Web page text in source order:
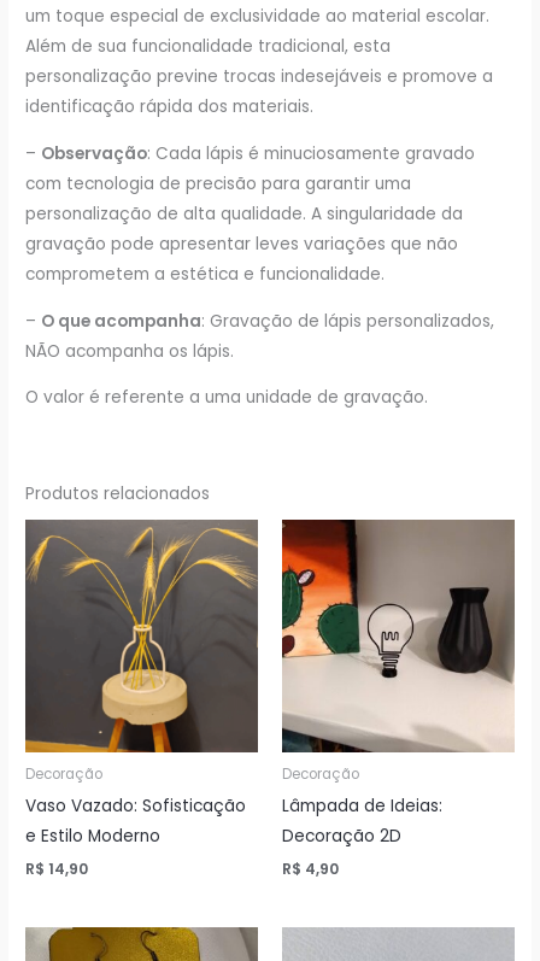
um toque especial de exclusividade ao material escolar.
Além de sua funcionalidade tradicional, esta
personalização previne trocas indesejáveis e promove a
identificação rápida dos materiais.
– Observação: Cada lápis é minuciosamente gravado
com tecnologia de precisão para garantir uma
personalização de alta qualidade. A singularidade da
gravação pode apresentar leves variações que não
comprometem a estética e funcionalidade.
– O que acompanha: Gravação de lápis personalizados,
NÃO acompanha os lápis.
O valor é referente a uma unidade de gravação.
Produtos relacionados
Decoração
Vaso Vazado: Sofisticação
e Estilo Moderno
R$ 14,90
Decoração
Lâmpada de Ideias:
Decoração 2D
R$ 4,90